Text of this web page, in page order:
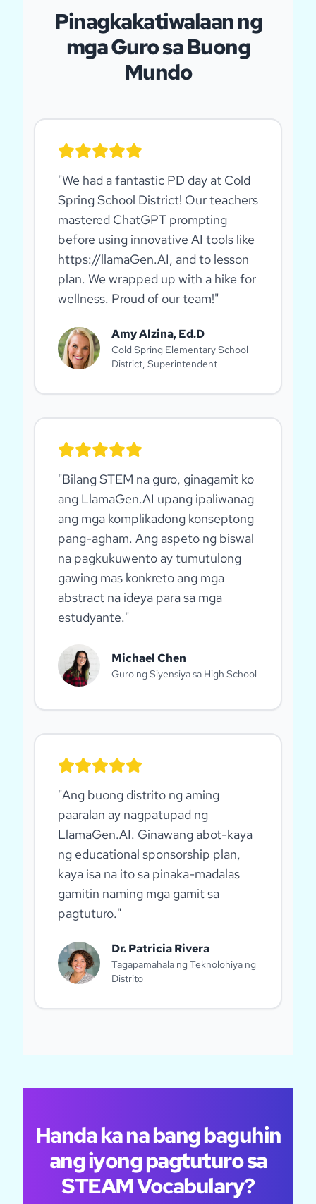
Pinagkakatiwalaan ng
mga Guro sa Buong
Mundo
"We had a fantastic PD day at Cold
Spring School District! Our teachers
mastered ChatGPT prompting
before using innovative AI tools like
https://llamaGen.AI, and to lesson
plan. We wrapped up with a hike for
wellness. Proud of our team!"
Amy Alzina, Ed.D
Cold Spring Elementary School
District, Superintendent
"Bilang STEM na guro, ginagamit ko
ang LlamaGen.AI upang ipaliwanag
ang mga komplikadong konseptong
pang-agham. Ang aspeto ng biswal
na pagkukuwento ay tumutulong
gawing mas konkreto ang mga
abstract na ideya para sa mga
estudyante."
Michael Chen
Guro ng Siyensiya sa High School
"Ang buong distrito ng aming
paaralan ay nagpatupad ng
LlamaGen.AI. Ginawang abot-kaya
ng educational sponsorship plan,
kaya isa na ito sa pinaka-madalas
gamitin naming mga gamit sa
pagtuturo."
Dr. Patricia Rivera
Tagapamahala ng Teknolohiya ng
Distrito
Handa ka na bang baguhin
ang iyong pagtuturo sa
STEAM Vocabulary?